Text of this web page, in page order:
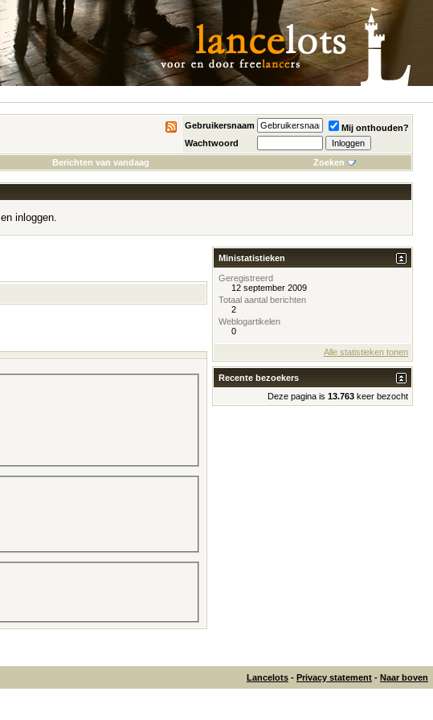
Gebruikersnaam
Mij onthouden?
Wachtwoord
Berichten van vandaag Zoeken
en inloggen.
Ministatistieken
Geregistreerd
12 september 2009
Totaal aantal berichten
2
Weblogartikelen
0
Alle statistieken tonen
Recente bezoekers
Deze pagina is 13.763 keer bezocht
Lancelots - Privacy statement - Naar boven